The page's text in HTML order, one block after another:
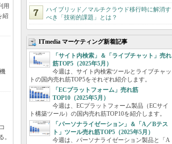
用
紹
。
ハイブリッド／マルチクラウド移行時に解消す
べき「技術的課題」とは？
ITmedia マーケティング新着記事
「サイト内検索」＆「ライブチャット」売れ
筋TOP5（2025年5月）
今週は、サイト内検索ツールとライブチャッ
トの国内売れ筋TOP5をそれぞれ紹介します。
「ECプラットフォーム」売れ筋
TOP10（2025年5月）
今週は、ECプラットフォーム製品（ECサイ
ト構築ツール）の国内売れ筋TOP10を紹介します。
「パーソナライゼーション」＆「A／Bテス
ト」ツール売れ筋TOP5（2025年5月）
今週は、パーソナライゼーション製品と「A